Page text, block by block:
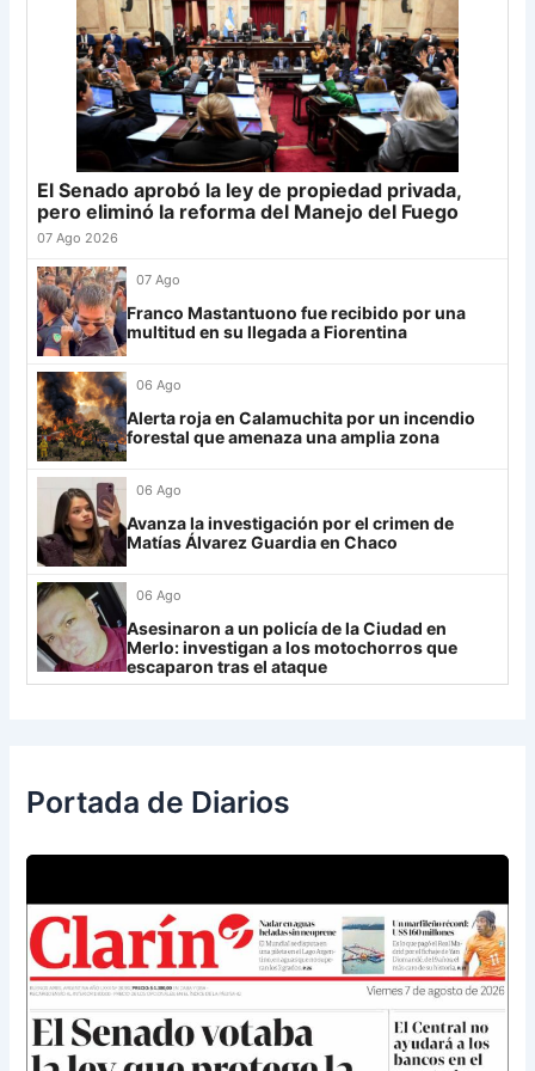
Palmeiras
Sporting Cristal
Grupo G
Mirassol
Lanús
Always Ready
Grupo H
IDV
Rosario Central
UCV FC
Libertad
Tigre 19
Defensa 19 -5 23
Banfield 19 -2 22
Sarmiento 19 -8 22
Atl. Tucumán 19 19
Newell's 19 -12 19
26 Central Córdoba 19 -12 19
27 Platense
28 Riestra
29 Aldosivi
30 Estudiantes RC 19 -21
El Senado aprobó la ley de propiedad privada,
pero eliminó la reforma del Manejo del Fuego
07 Ago 2026
07 Ago
Franco Mastantuono fue recibido por una
multitud en su llegada a Fiorentina
06 Ago
Alerta roja en Calamuchita por un incendio
forestal que amenaza una amplia zona
06 Ago
Avanza la investigación por el crimen de
Matías Álvarez Guardia en Chaco
06 Ago
Asesinaron a un policía de la Ciudad en
Merlo: investigan a los motochorros que
escaparon tras el ataque
Portada de Diarios